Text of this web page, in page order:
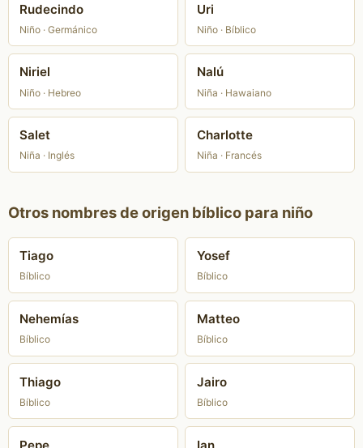
Rudecindo
Niño · Germánico
Uri
Niño · Bíblico
Niriel
Niño · Hebreo
Nalú
Niña · Hawaiano
Salet
Niña · Inglés
Charlotte
Niña · Francés
Otros nombres de origen bíblico para niño
Tiago
Bíblico
Yosef
Bíblico
Nehemías
Bíblico
Matteo
Bíblico
Thiago
Bíblico
Jairo
Bíblico
Pepe Ian